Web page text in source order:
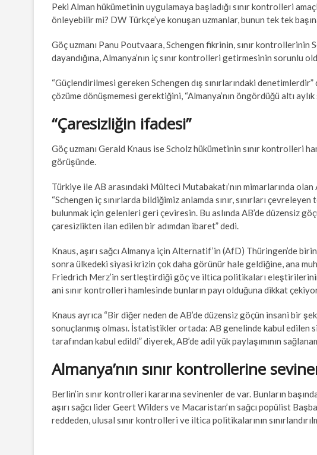
Peki Alman hükümetinin uygulamaya başladığı sınır kontrolleri
önleyebilir mi? DW Türkçe’ye konuşan uzmanlar, bunun tek tek
Göç uzmanı Panu Poutvaara, Schengen fikrinin, sınır kontrollerinin
dayandığına, Almanya’nın iç sınır kontrolleri getirmesinin sorunlu
“Güçlendirilmesi gereken Schengen dış sınırlarındaki
çözüme dönüşmemesi gerektiğini, “Almanya’nın öngördüğü altı
“Çaresizliğin ifadesi”
Göç uzmanı Gerald Knaus ise Scholz hükümetinin sınır kontrolleri
görüşünde.
Türkiye ile AB arasındaki Mülteci Mutabakatı’nın mimarlarında
“Schengen iç sınırlarda bildiğimiz anlamda sınır, sınırları
bulunmak için gelenleri geri çeviresin. Bu aslında AB’de düzensiz
çaresizlikten ilan edilen bir adımdan ibaret” dedi.
Knaus, aşırı sağcı Almanya için Alternatif’in (AfD) Thüringen’de
sonra ülkedeki siyasi krizin çok daha görünür hale geldiğine, ana
Friedrich Merz’in sertleştirdiği göç ve iltica politikaları eleştirilerinin
ani sınır kontrolleri hamlesinde bunların payı olduğuna dikkat
Knaus ayrıca “Bir diğer neden de AB’de düzensiz göçün insani bir
sonuçlanmış olması. İstatistikler ortada: AB genelinde kabul
tarafından kabul edildi” diyerek, AB’de adil yük paylaşımının
Almanya’nın sınır kontrollerine
Berlin’in sınır kontrolleri kararına sevinenler de var. Bunların
aşırı sağcı lider Geert Wilders ve Macaristan’ın sağcı popülist
reddeden, ulusal sınır kontrolleri ve iltica politikalarının